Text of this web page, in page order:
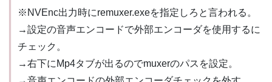
※NVEnc出力時にremuxer.exeを指定しろと言われる。
→設定の音声エンコードで外部エンコーダを使用するに
チェック。
→右下にMp4タブが出るのでmuxerのパスを設定。